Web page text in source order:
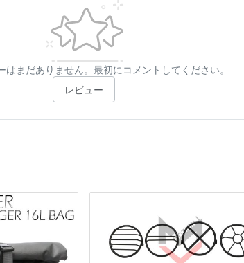
はまだありません。最初にコメントしてください。
レビュー